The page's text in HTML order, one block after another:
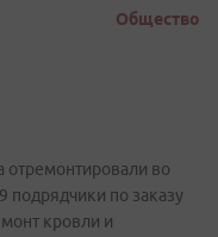
Общество
отремонтировали во
подрядчики по заказу
кровли и